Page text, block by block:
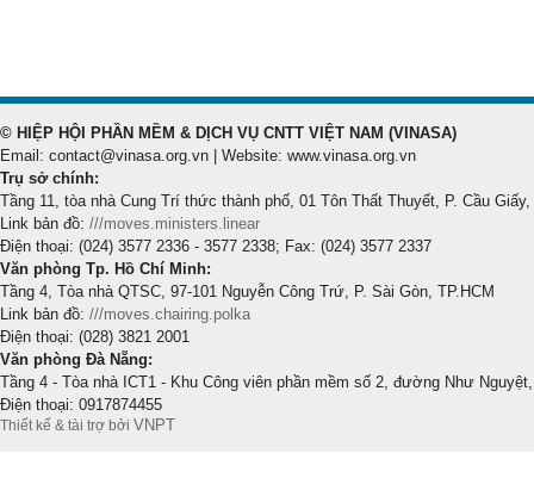
© HIỆP HỘI PHẦN MỀM & DỊCH VỤ CNTT VIỆT NAM (VINASA)
Email: contact@vinasa.org.vn | Website: www.vinasa.org.vn
Trụ sở chính:
Tầng 11, tòa nhà Cung Trí thức thành phố, 01 Tôn Thất Thuyết, P. Cầu Giấy,
Link bản đồ: ///moves.ministers.linear
Điện thoại: (024) 3577 2336 - 3577 2338; Fax: (024) 3577 2337
Văn phòng Tp. Hồ Chí Minh:
Tầng 4, Tòa nhà QTSC, 97-101 Nguyễn Công Trứ, P. Sài Gòn, TP.HCM
Link bản đồ: ///moves.chairing.polka
Điện thoại: (028) 3821 2001
Văn phòng Đà Nẵng:
Tầng 4 - Tòa nhà ICT1 - Khu Công viên phần mềm số 2, đường Như
Điện thoại: 0917874455
Thiết kế & tài trợ bởi VNPT